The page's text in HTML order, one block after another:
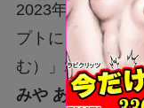
2023年7月3日、
プトにした
む）」2期生とし
みや あひる）さ